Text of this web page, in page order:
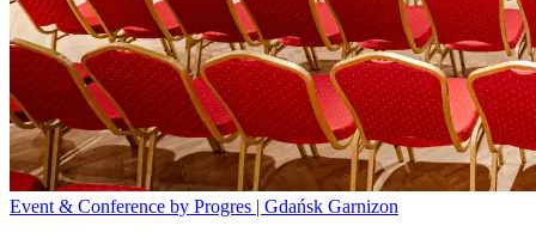
Event & Conference by Progres | Gdańsk Garnizon